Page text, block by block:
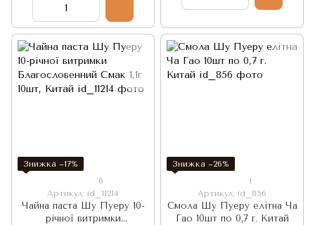
Знижка −17%
6
Артикул: id_11214
Чайна паста Шу Пуеру 10-
річної витримки
Знижка −26%
1
Артикул: id_856
Смола Шу Пуеру елітна Ча
Гао 10шт по 0,7 г. Китай